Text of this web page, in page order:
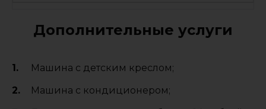
Дополнительные услуги
Машина с детским креслом;
Машина с кондиционером;